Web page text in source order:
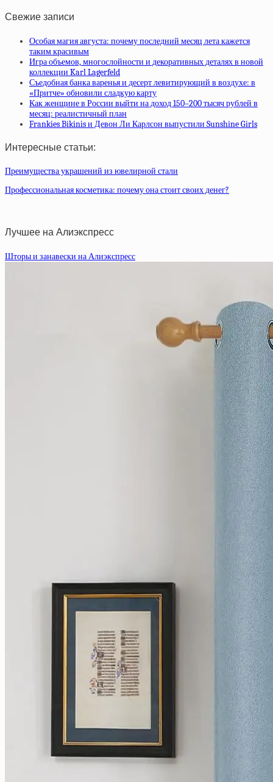
Свежие записи
Особая магия августа: почему последний месяц лета кажется
таким красивым
Игра объемов, многослойности и декоративных деталях в новой
коллекции Karl Lagerfeld
Съедобная банка варенья и десерт левитирующий в воздухе: в
«Притче» обновили сладкую карту
Как женщине в России выйти на доход 150–200 тысяч рублей в
месяц: реалистичный план
Frankies Bikinis и Девон Ли Карлсон выпустили Sunshine Girls
Интересные статьи:
Преимущества украшений из ювелирной стали
Профессиональная косметика: почему она стоит своих денег?
Лучшее на Алиэкспресс
Шторы и занавески на Алиэкспресс